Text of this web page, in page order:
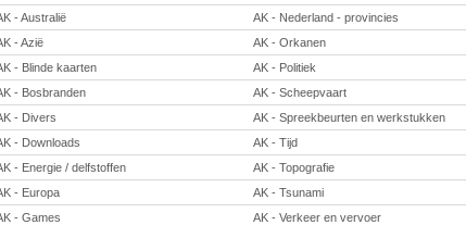
- Australië
AK - Nederland - provincies
- Azië
AK - Orkanen
- Blinde kaarten
AK - Politiek
- Bosbranden
AK - Scheepvaart
- Divers
AK - Spreekbeurten en werkstukken
- Downloads
AK - Tijd
- Energie / delfstoffen
AK - Topografie
- Europa
AK - Tsunami
- Games
AK - Verkeer en vervoer